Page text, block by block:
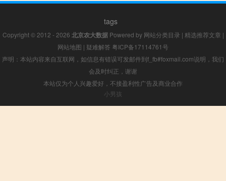
tags
Copyright © 2012 - 2026 北京农大数据Powered by 网站分类目录 | 精选推荐文章 |
网站地图 | 疑难解答 粤ICP备17114761号
声明：本站内容来自互联网，如信息有错误可发邮件到f_fb#foxmail.com说明，我们
会及时纠正，谢谢
本站仅为个人兴趣爱好，不接盈利性广告及商业合作
小男孩